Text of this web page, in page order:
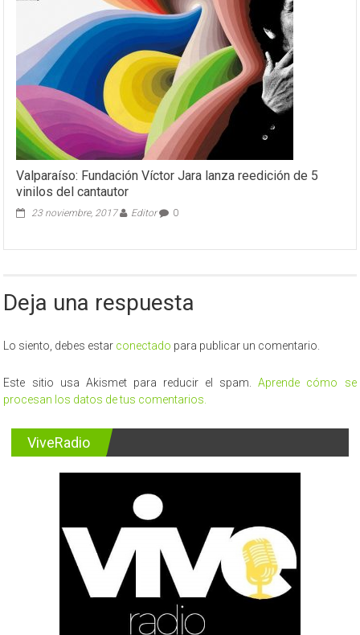
Valparaíso: Fundación Víctor Jara lanza reedición de 5
vinilos del cantautor
23 noviembre, 2017 Editor 0
Deja una respuesta
Lo siento, debes estar conectado para publicar un comentario.
Este sitio usa Akismet para reducir el spam.Aprende cómo se
procesan los datos de tus comentarios.
ViveRadio